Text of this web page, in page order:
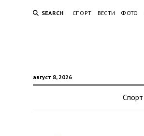
SEARCH СПОРТ ВЕСТИ ФОТО
август 8, 2026
Спорт